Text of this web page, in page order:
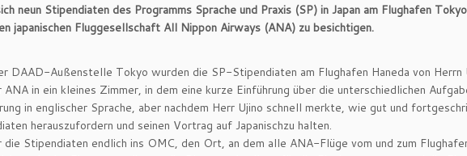
neun Stipendiaten des Programms Sprache und Praxis (SP) in Japan am Flughafen
japanischen Fluggesellschaft All Nippon Airways (ANA) zu besichtigen.
DAAD-Außenstelle Tokyo wurden die SP-Stipendiaten am Flughafen Haneda von
in ein kleines Zimmer, in dem eine kurze Einführung über die unterschiedlichen
in englischer Sprache, aber nachdem Herr Ujino schnell merkte, wie gut und
herauszufordern und seinen Vortrag auf Japanischzu halten.
die Stipendiaten endlich ins OMC, den Ort, an dem alle ANA-Flüge vom und zum